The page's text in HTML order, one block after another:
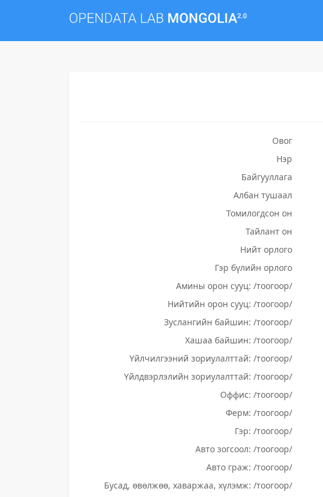
Овог
Нэр
Байгууллага
Албан тушаал
Томилогдсон он
Тайлант он
Нийт орлого
Гэр бүлийн орлого
Амины орон сууц: /тоогоор/
Нийтийн орон сууц: /тоогоор/
Зуслангийн байшин: /тоогоор/
Хашаа байшин: /тоогоор/
Үйлчилгээний зориулалттай: /тоогоор/
Үйлдвэрлэлийн зориулалттай: /тоогоор/
Оффис: /тоогоор/
Ферм: /тоогоор/
Гэр: /тоогоор/
Авто зогсоол: /тоогоор/
Авто граж: /тоогоор/
Бусад, өвөлжөө, хаваржаа, хүлэмж: /тоогоор/